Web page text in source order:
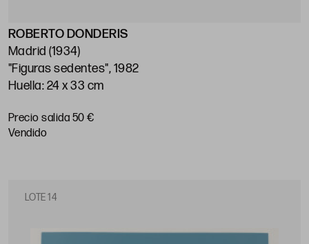
ROBERTO DONDERIS
Madrid (1934)
"Figuras sedentes", 1982
Huella: 24 x 33 cm
Precio salida 50 €
vendido
LOTE 14